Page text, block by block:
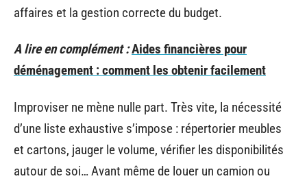
affaires et la gestion correcte du budget.
A lire en complément :Aides financières pour
déménagement : comment les obtenir facilement
Improviser ne mène nulle part. Très vite, la nécessité
d’une liste exhaustive s’impose : répertorier meubles
et cartons, jauger le volume, vérifier les disponibilités
autour de soi… Avant même de louer un camion ou